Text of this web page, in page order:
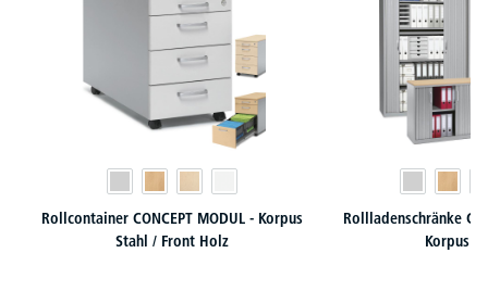
Rollcontainer CONCEPT MODUL - Korpus
Stahl / Front Holz
Rollladenschränke
Korpus